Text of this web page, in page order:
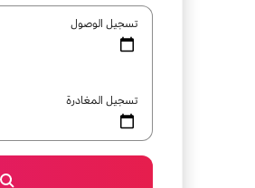
تسجيل الوصول
تسجيل المغادرة